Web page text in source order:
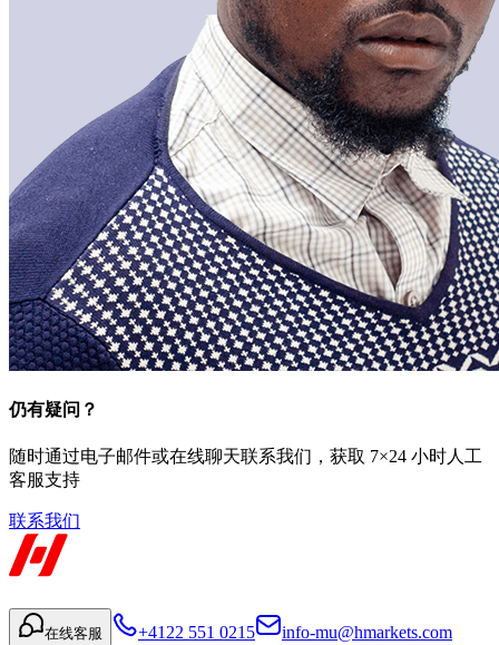
仍有疑问？
随时通过电子邮件或在线聊天联系我们，获取 7×24 小时人工
客服支持
联系我们
在线客服 +4122 551 0215 info-mu@hmarkets.com